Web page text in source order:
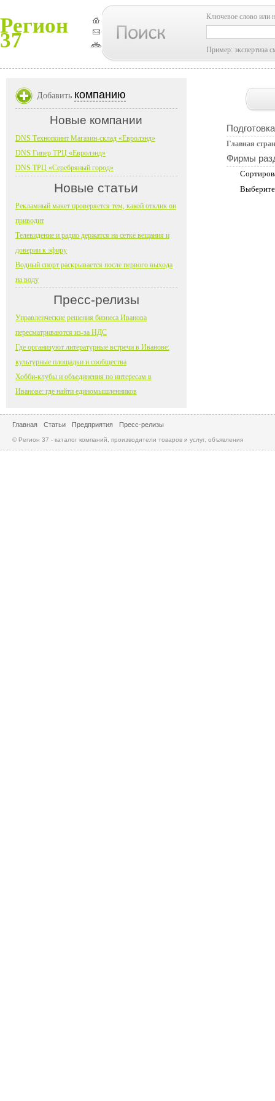
Регион
37
Ключевое слово или
Пример: экспертиза
Главная
Фирмы
Добавить компанию
Новые компании
DNS Технопоинт Магазин-склад «Евролэнд»
DNS Гипер ТРЦ «Евролэнд»
DNS ТРЦ «Серебряный город»
Новые статьи
Рекламный макет проверяется тем, какой отклик он
приводит
Телевидение и радио держатся на сетке вещания и
доверии к эфиру
Водный спорт раскрывается после первого выхода
на воду
Пресс-релизы
Управленческие решения бизнеса Иванова
пересматриваются из-за НДС
Где организуют литературные встречи в Иванове:
культурные площадки и сообщества
Хобби-клубы и объединения по интересам в
Иванове: где найти единомышленников
Главная Статьи Предприятия Пресс-релизы
© Регион 37 - каталог компаний, производители товаров и услуг, объявления